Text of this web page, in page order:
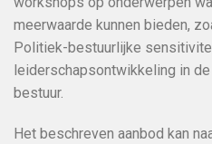
meerwaarde kunnen bieden,
Politiek-bestuurlijke
leiderschapsontwikkeling in
bestuur.
Het beschreven aanbod kan